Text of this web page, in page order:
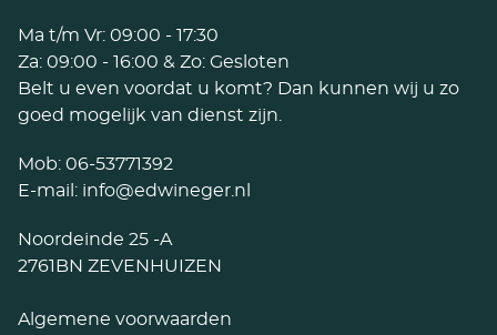
Ma t/m Vr: 09:00 - 17:30
Za: 09:00 - 16:00 & Zo: Gesloten
Belt u even voordat u komt? Dan kunnen wij u zo
goed mogelijk van dienst zijn.
Mob: 06-53771392
E-mail: info@edwineger.nl
Noordeinde 25 -A
2761BN ZEVENHUIZEN
Algemene voorwaarden